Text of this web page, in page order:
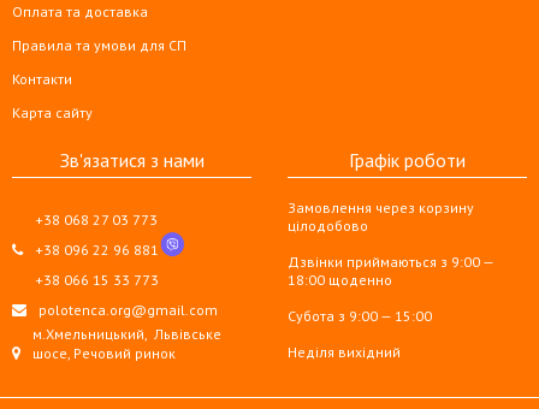
Оплата та доставка
Правила та умови для СП
Контакти
Карта сайту
Зв'язатися з нами
+38 068 27 03 773
+38 096 22 96 881
+38 066 15 33 773
polotenca.org@gmail.com
м.Хмельницький, Львівське
шосе, Речовий ринок
Графік роботи
Замовлення через корзину
цілодобово
Дзвінки приймаються з 9:00 —
18:00 щоденно
Субота з 9:00 — 15:00
Неділя вихідний